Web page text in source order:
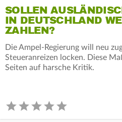
SOLLEN
IN DEUTSCHLAND
ZAHLEN?
Die Ampel-Regierung will neu
Steueranreizen locken. Diese
Seiten auf harsche Kritik.